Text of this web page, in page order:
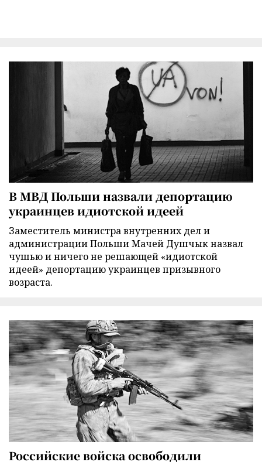
В МВД Польши назвали депортацию
украинцев идиотской идеей
Заместитель министра внутренних дел и
администрации Польши Мачей Душчык назвал
чушью и ничего не решающей «идиотской
идеей» депортацию украинцев призывного
возраста.
Российские войска освободили